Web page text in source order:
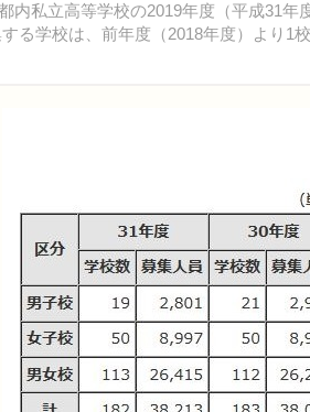
内私立高等学校の2019年度（平成31年
る学校は、前年度（2018年度）より1